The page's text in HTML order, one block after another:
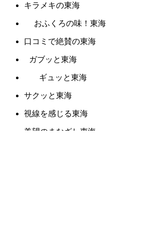
キラメキの東海
おふくろの味！東海
口コミで絶賛の東海
ガブッと東海
ギュッと東海
サクッと東海
視線を感じる東海
羨望のまなざし東海